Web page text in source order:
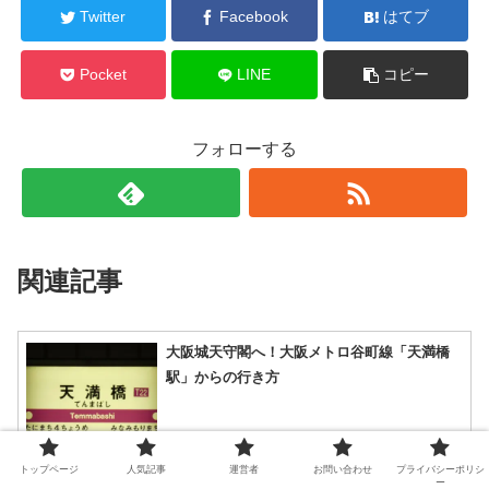
Twitter Facebook はてブ
Pocket LINE コピー
フォローする
関連記事
大阪城天守閣へ！大阪メトロ谷町線「天満橋
駅」からの行き方
2023.07.30
トップページ 人気記事 運営者 お問い合わせ
プライバシーポリシ
ー